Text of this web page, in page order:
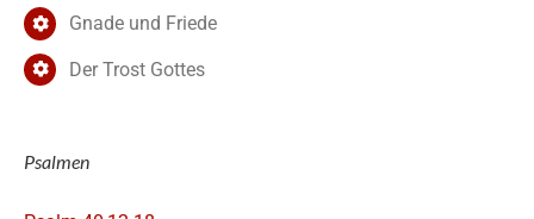
Gnade und Friede
Der Trost Gottes
Psalmen